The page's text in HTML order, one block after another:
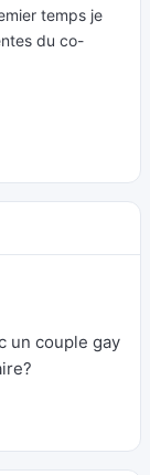
temps je
du co-
un couple gay